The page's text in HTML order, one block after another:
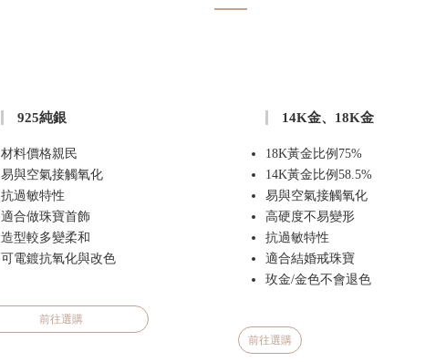
925純銀
材料價格親民
易與空氣接觸氧化
抗過敏特性
適合做珠寶首飾
造型較多變柔和
可電鍍抗氧化與改色
前往選購
14K金、18K金
18K黃金比例75%
14K黃金比例58.5%
易與空氣接觸氧化
高硬度不易變形
抗過敏特性
適合結婚戒珠寶
玫金/金色不會退色
前往選購